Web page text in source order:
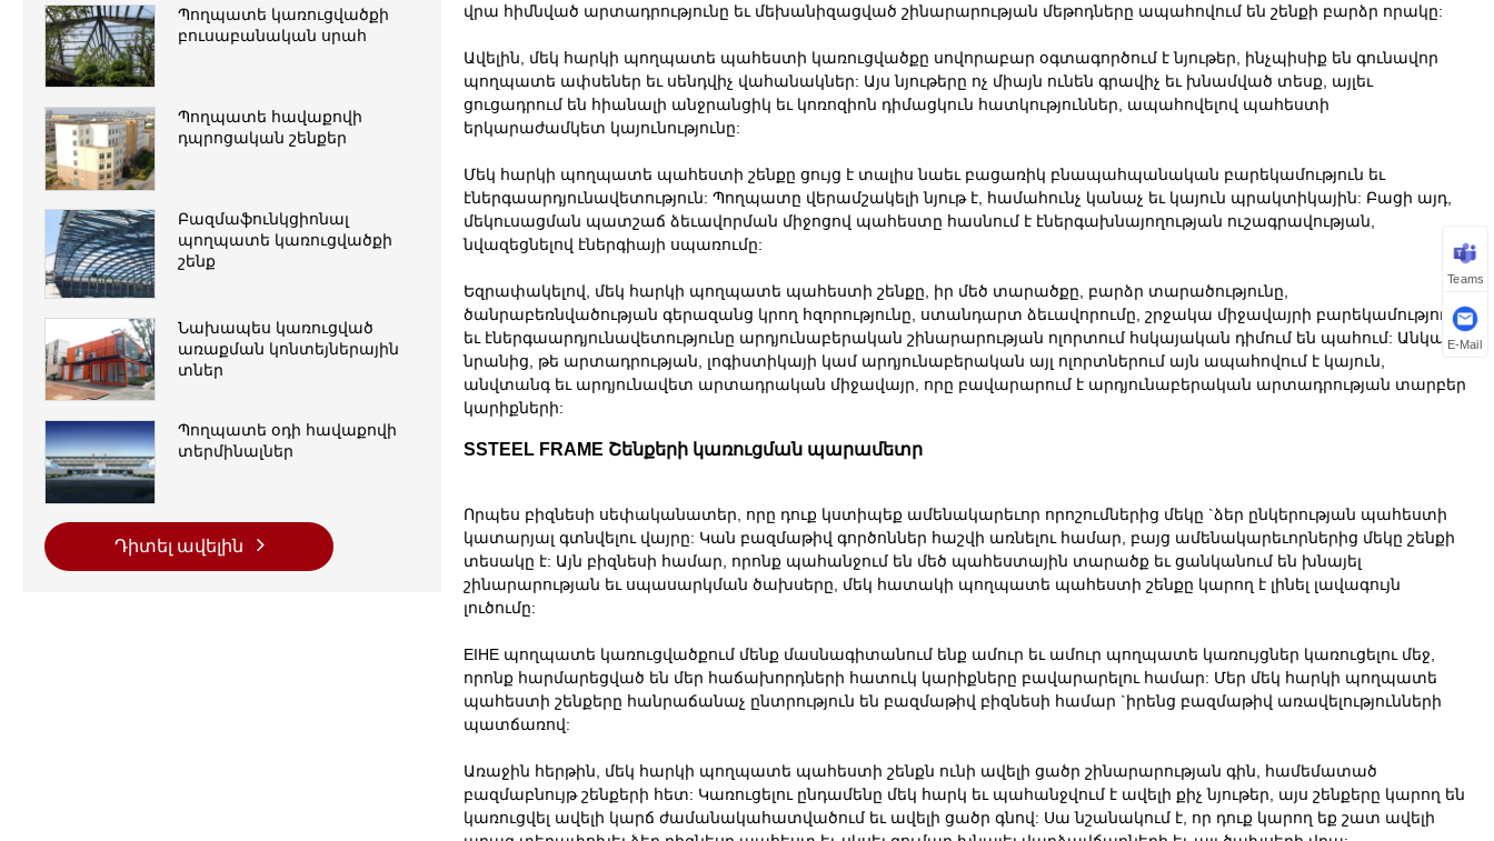
Պողպատե կառուցվածքի
բուսաբանական սրահ
Պողպատե հավաքովի
դպրոցական շենքեր
Բազմաֆունկցիոնալ
պողպատե կառուցվածքի
շենք
Նախապես կառուցված
առաքման կոնտեյներային
տներ
Պողպատե օդի հավաքովի
տերմինալներ
Դիտել ավելին
վրա հիմնված արտադրությունը եւ մեխանիզացված շինարարության մեթոդները ապահովում են շենքի բարձր որակը:
Ավելին, մեկ հարկի պողպատե պահեստի կառուցվածքը սովորաբար օգտագործում է նյութեր, ինչպիսիք են գունավոր
պողպատե ափսեներ եւ սենդվիչ վահանակներ: Այս նյութերը ոչ միայն ունեն գրավիչ եւ խնամված տեսք, այլեւ
ցուցադրում են հիանալի անջրանցիկ եւ կոռոզիոն դիմացկուն հատկություններ, ապահովելով պահեստի
երկարաժամկետ կայունությունը:
Մեկ հարկի պողպատե պահեստի շենքը ցույց է տալիս նաեւ բացառիկ բնապահպանական բարեկամություն եւ
էներգաարդյունավետություն: Պողպատը վերամշակելի նյութ է, համահունչ կանաչ եւ կայուն պրակտիկային: Բացի այդ,
մեկուսացման պատշաճ ձեւավորման միջոցով պահեստը հասնում է էներգախնայողության ուշագրավության,
նվազեցնելով էներգիայի սպառումը:
Եզրափակելով, մեկ հարկի պողպատե պահեստի շենքը, իր մեծ տարածքը, բարձր տարածությունը,
ծանրաբեռնվածության գերազանց կրող հզորությունը, ստանդարտ ձեւավորումը, շրջակա միջավայրի բարեկամությունը
եւ էներգաարդյունավետությունը արդյունաբերական շինարարության ոլորտում հսկայական դիմում են պահում: Անկախ
նրանից, թե արտադրության, լոգիստիկայի կամ արդյունաբերական այլ ոլորտներում այն ​​ապահովում է կայուն,
անվտանգ եւ արդյունավետ արտադրական միջավայր, որը բավարարում է արդյունաբերական արտադրության տարբեր
կարիքների:
SSTEEL FRAME Շենքերի կառուցման պարամետր
Որպես բիզնեսի սեփականատեր, որը դուք կստիպեք ամենակարեւոր որոշումներից մեկը `ձեր ընկերության պահեստի
կատարյալ գտնվելու վայրը: Կան բազմաթիվ գործոններ հաշվի առնելու համար, բայց ամենակարեւորներից մեկը շենքի
տեսակը է: Այն բիզնեսի համար, որոնք պահանջում են մեծ պահեստային տարածք եւ ցանկանում են խնայել
շինարարության եւ սպասարկման ծախսերը, մեկ հատակի պողպատե պահեստի շենքը կարող է լինել լավագույն
լուծումը:
EIHE պողպատե կառուցվածքում մենք մասնագիտանում ենք ամուր եւ ամուր պողպատե կառույցներ կառուցելու մեջ,
որոնք հարմարեցված են մեր հաճախորդների հատուկ կարիքները բավարարելու համար: Մեր մեկ հարկի պողպատե
պահեստի շենքերը հանրաճանաչ ընտրություն են բազմաթիվ բիզնեսի համար `իրենց բազմաթիվ առավելությունների
պատճառով:
Առաջին հերթին, մեկ հարկի պողպատե պահեստի շենքն ունի ավելի ցածր շինարարության գին, համեմատած
բազմաբնույթ շենքերի հետ: Կառուցելու ընդամենը մեկ հարկ եւ պահանջվում է ավելի քիչ նյութեր, այս շենքերը կարող են
կառուցվել ավելի կարճ ժամանակահատվածում եւ ավելի ցածր գնով: Սա նշանակում է, որ դուք կարող եք շատ ավելի
Teams
E-Mail